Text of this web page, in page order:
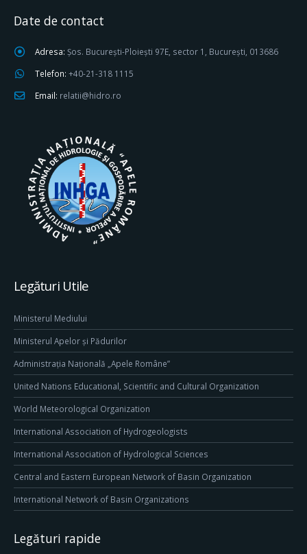
Date de contact
Adresa: Șos. București-Ploiești 97E, sector 1, București, 013686
Telefon: +40-21-318 1115
Email: relatii@hidro.ro
Legături Utile
Ministerul Mediului
Ministerul Apelor și Pădurilor
Administrația Națională „Apele Române”
United Nations Educational, Scientific and Cultural Organization
World Meteorological Organization
International Association of Hydrogeologists
International Association of Hydrological Sciences
Central and Eastern European Network of Basin Organization
International Network of Basin Organizations
Legături rapide